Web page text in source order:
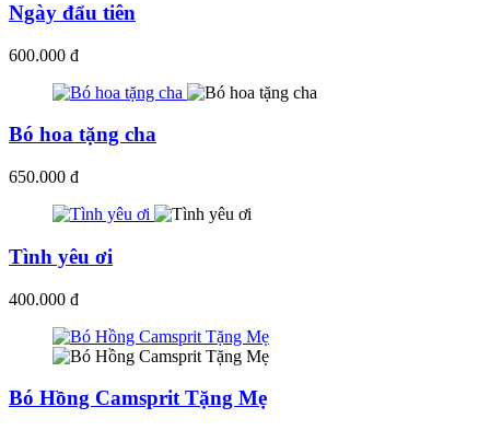
Ngày đẩu tiên
600.000 đ
Bó hoa tặng cha
650.000 đ
Tình yêu ơi
400.000 đ
Bó Hồng Camsprit Tặng Mẹ